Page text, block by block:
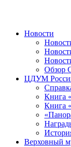
Новости
Обзор
ЦДУМ
Книга
Книга
Верховный